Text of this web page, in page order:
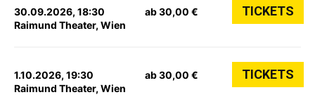
30.09.2026, 18:30
Raimund Theater, Wien
ab 30,00 € TICKETS
1.10.2026, 19:30
Raimund Theater, Wien
ab 30,00 € TICKETS